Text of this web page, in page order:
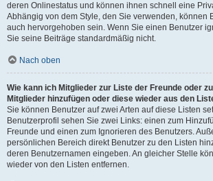
deren Onlinestatus und können ihnen schnell eine
Abhängig von dem Style, den Sie verwenden, können
auch hervorgehoben sein. Wenn Sie einen Benutzer
Sie seine Beiträge standardmäßig nicht.
Nach oben
Wie kann ich Mitglieder zur Liste der Freunde oder
Mitglieder hinzufügen oder diese wieder aus den
Sie können Benutzer auf zwei Arten auf diese Listen
Benutzerprofil sehen Sie zwei Links: einen zum
Freunde und einen zum Ignorieren des Benutzers.
persönlichen Bereich direkt Benutzer zu den Listen
deren Benutzernamen eingeben. An gleicher Stelle
wieder von den Listen entfernen.